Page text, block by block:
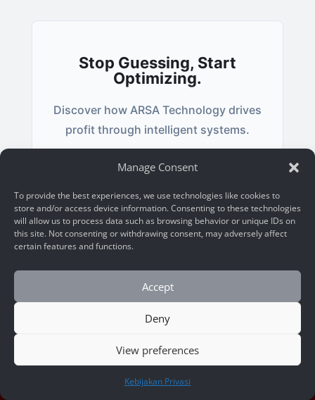
Manage Consent
To provide the best experiences, we use technologies like cookies to
store and/or access device information. Consenting to these technologies
will allow us to process data such as browsing behavior or unique IDs on
this site. Not consenting or withdrawing consent, may adversely affect
certain features and functions.
Accept
Deny
View preferences
Kebijakan Privasi
Stop Guessing, Start
Optimizing.
Discover how ARSA Technology drives
profit through intelligent systems.
Start Consultation
See Solutions
HUBUNGI KAMI